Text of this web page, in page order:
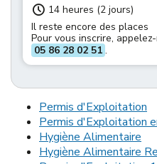
14 heures (2 jours)
Il reste encore des places
Pour vous inscrire,
05 86 28 02 51 .
Permis d'Exploitation
Permis d'Exploitation
Hygiène Alimentaire
Hygiène Alimentaire